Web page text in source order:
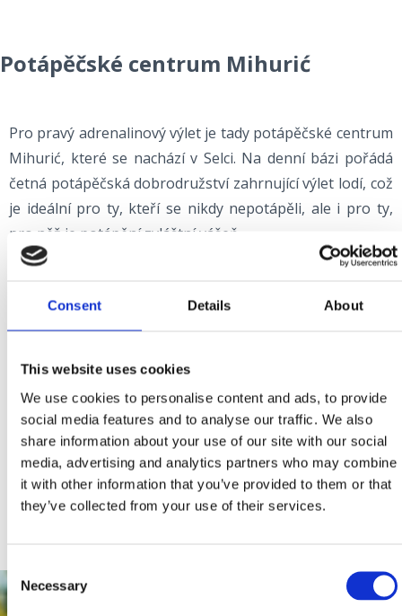
Consent Details About
This website uses cookies
We use cookies to personalise content and ads, to provide
social media features and to analyse our traffic. We also
share information about your use of our site with our social
media, advertising and analytics partners who may combine
it with other information that you’ve provided to them or that
they’ve collected from your use of their services.
Consent
Selection
Necessary
Potápěčské centrum Mihurić
Pro pravý adrenalinový výlet je tady potápěčské centrum
Mihurić, které se nachází v Selci. Na denní bázi pořádá
četná potápěčská dobrodružství zahrnující výlet lodí, což
je ideální pro ty, kteří se nikdy nepotápěli, ale i pro ty,
pro něž je potápění zvláštní vášeň.
Centrum pořádá kurzy pro děti a dospělé podle
chorvatštině, angličtině, nizozemštině, němčině a
italštině.
Potápěčské centrum Mihurić
Šetalište Ivana Jeličića bb, Selce (Uvala Slana)
+385 51 765 462; +385 99 216 9444
info@mihuric.hr
www.mihuric.hr